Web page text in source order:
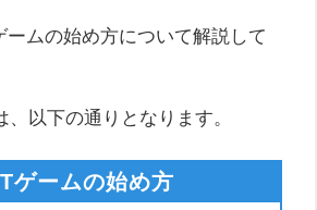
ームの始め方について解説して
以下の通りとなります。
ゲームの始め方